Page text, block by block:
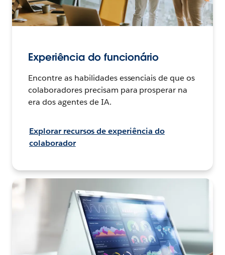
Experiência do funcionário
Encontre as habilidades essenciais de que os
colaboradores precisam para prosperar na
era dos agentes de IA.
Explorar recursos de experiência do
colaborador